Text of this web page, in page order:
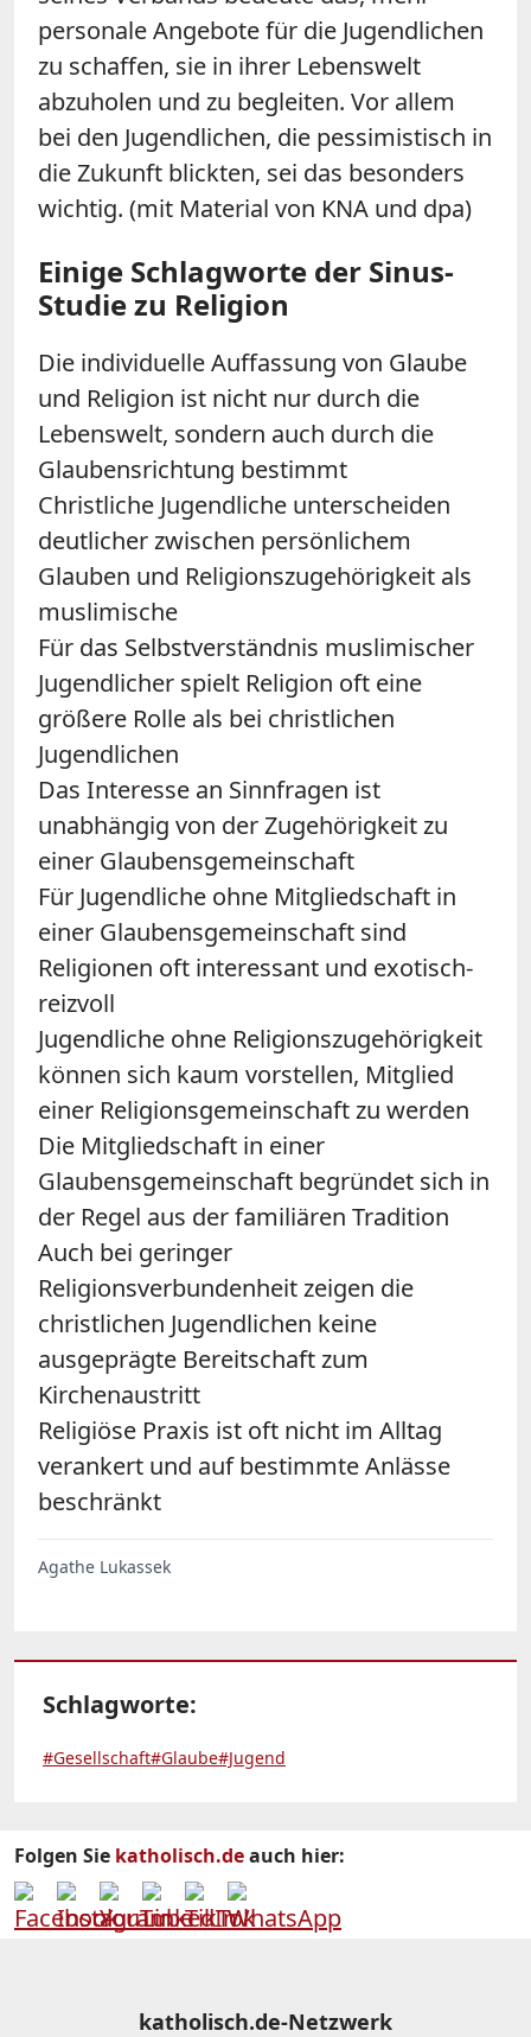
personale Angebote für die Jugendlichen
zu schaffen, sie in ihrer Lebenswelt
abzuholen und zu begleiten. Vor allem
bei den Jugendlichen, die pessimistisch in
die Zukunft blickten, sei das besonders
wichtig. (mit Material von KNA und dpa)
Einige Schlagworte der Sinus-
Studie zu Religion
Die individuelle Auffassung von Glaube
und Religion ist nicht nur durch die
Lebenswelt, sondern auch durch die
Glaubensrichtung bestimmt
Christliche Jugendliche unterscheiden
deutlicher zwischen persönlichem
Glauben und Religionszugehörigkeit als
muslimische
Für das Selbstverständnis muslimischer
Jugendlicher spielt Religion oft eine
größere Rolle als bei christlichen
Jugendlichen
Das Interesse an Sinnfragen ist
unabhängig von der Zugehörigkeit zu
einer Glaubensgemeinschaft
Für Jugendliche ohne Mitgliedschaft in
einer Glaubensgemeinschaft sind
Religionen oft interessant und exotisch-
reizvoll
Jugendliche ohne Religionszugehörigkeit
können sich kaum vorstellen, Mitglied
einer Religionsgemeinschaft zu werden
Die Mitgliedschaft in einer
Glaubensgemeinschaft begründet sich in
der Regel aus der familiären Tradition
Auch bei geringer
Religionsverbundenheit zeigen die
christlichen Jugendlichen keine
ausgeprägte Bereitschaft zum
Kirchenaustritt
Religiöse Praxis ist oft nicht im Alltag
verankert und auf bestimmte Anlässe
beschränkt
Agathe Lukassek
Schlagworte:
#Gesellschaft#Glaube#Jugend
Folgen Sie katholisch.deauch hier:
katholisch.de-Netzwerk